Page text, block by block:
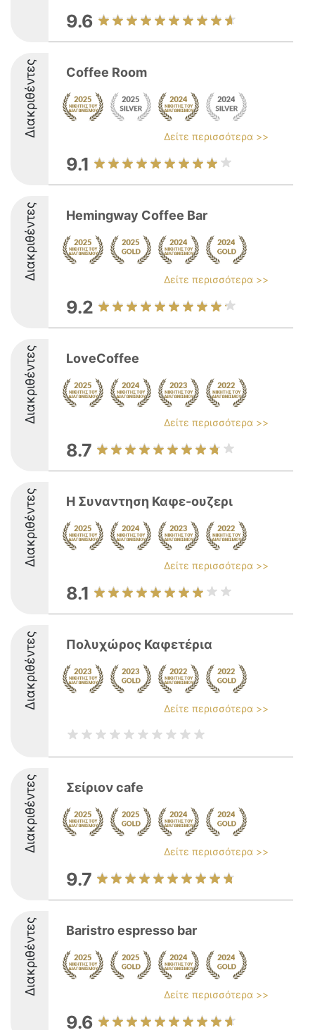
9.6
Διακριθέντες Coffee Room
Δείτε περισσότερα >>
9.1
Διακριθέντες Hemingway Coffee Bar
Δείτε περισσότερα >>
9.2
Διακριθέντες LoveCoffee
Δείτε περισσότερα >>
8.7
Διακριθέντες Η Συναντηση Καφε-ουζερι
Δείτε περισσότερα >>
8.1
Διακριθέντες Πολυχώρος Καφετέρια
Δείτε περισσότερα >>
Διακριθέντες Σείριον cafe
Δείτε περισσότερα >>
9.7
Διακριθέντες Baristro espresso bar
Δείτε περισσότερα >>
9.6